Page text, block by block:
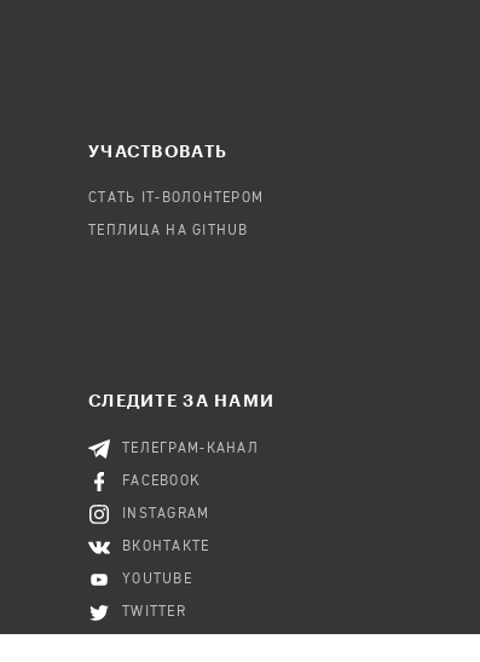
УЧАСТВОВАТЬ
СТАТЬ IT-ВОЛОНТЕРОМ
ТЕПЛИЦА НА GITHUB
СЛЕДИТЕ ЗА НАМИ
ТЕЛЕГРАМ-КАНАЛ
FACEBOOK
INSTAGRAM
ВКОНТАКТЕ
YOUTUBE
TWITTER